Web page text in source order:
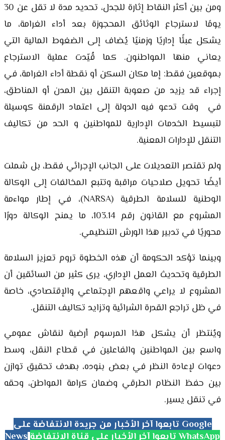
ومن بين أكثر النقاط إثارة للجدل، تحديد مدة لا تقل عن 30
يومًا لاسترجاع الوثائق المحجوزة بعد أداء الغرامة، ما
يشكل عبئًا إداريًا وزمنيًا يُضاف إلى الضغوط المالية التي
يعاني منها المواطنون. كما قُيّدت عملية الاسترجاع
بموقعين فقط: إما مكان السكن أو نقطة أداء الغرامة، في
إجراء قد يزيد من صعوبة التنقل بين المدن أو المناطق،
في وقت تدعو فيه الدولة إلى اعتماد الرقمنة كوسيلة
لتبسيط الخدمات الإدارية للمواطنين و الحد من تكاليف
التنقل للإدارات المعنية.
ولم تقتصر التعديلات على الجانب الإجرائي فقط، بل شملت
أيضًا تحويل صلاحيات مراقبة وتتبع المخالفات إلى الوكالة
الوطنية للسلامة الطرقية (NARSA)، في إطار مواءمة
المشروع مع القانون رقم 103.14، ما يمنح الوكالة دورًا
محوريًا في تدبير هذا الورش التنظيمي.
وبينما تؤكد الحكومة أن هذه الخطوة تروم تعزيز السلامة
الطرقية وتحديث العمل الإداري، يرى كثير من السائقين أن
المشروع لا يراعي واقعهم الإجتماعي والإقتصادي، خاصة
في ظل تراجع القدرة الشرائية وتزايد تكاليف التنقل.
ويُنتظر أن يشكل هذا المرسوم أرضية لنقاش عمومي
واسع بين المواطنين والفاعلين في قطاع النقل، وسط
دعوات لإعادة النظر في بعض بنوده، بهدف تحقيق توازن
بين حفظ النظام الطرقي وضمان كرامة المواطن، وحقه
في تنقل يسير.
تابعوا آخر الأخبار من جريدة الانتفاضة على Google
News
تابعوا آخر الأخبار على قناة الانتفاضة WhatsApp